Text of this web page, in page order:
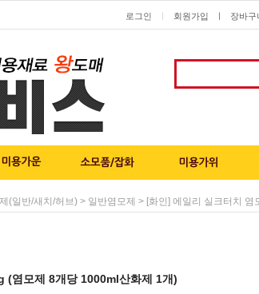
로그인 회원가입 ㅣ 장바구
(일반/새치/허브) > 일반염모제 > [화인] 에일리 실크터치
(염모제 8개당 1000ml산화제 1개)